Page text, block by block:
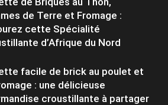
de Terre et Fromage :
cette Spécialité
d’Afrique du Nord
facile de brick au poulet et
: une délicieuse
croustillante à partager